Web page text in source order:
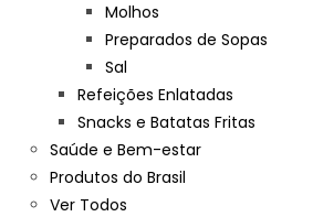
Molhos
Preparados de Sopas
Sal
Refeições Enlatadas
Snacks e Batatas Fritas
Saúde e Bem-estar
Produtos do Brasil
Ver Todos